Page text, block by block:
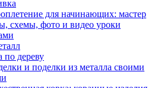
для начинающих: мастер
схемы, фото и видео уроки
по дереву
и поделки из металла своими